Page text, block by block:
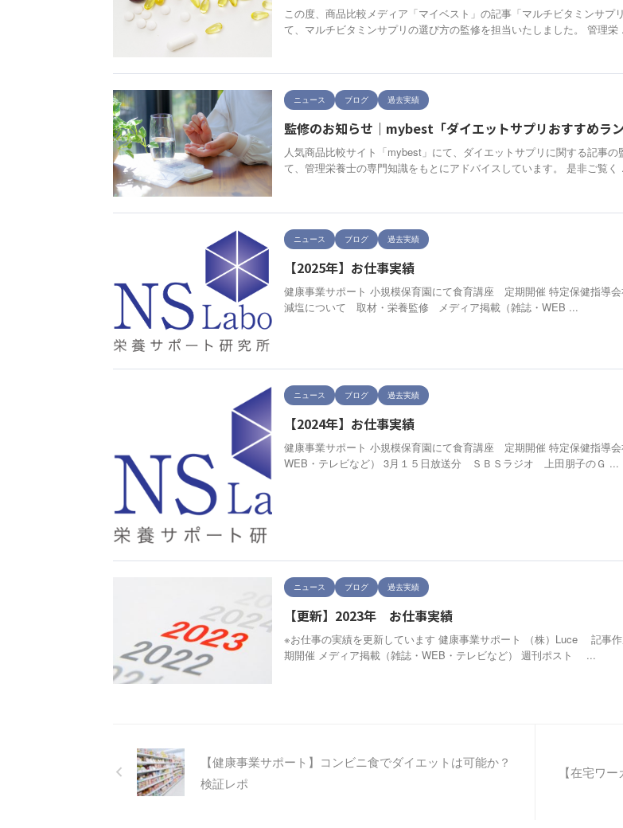
この度、商品比較メディア「マイベスト」の記事「マルチビタミンサ
て、マルチビタミンサプリの選び方の監修を担当いたしました。 管理栄
ニュース ブログ 過去実績
監修のお知らせ｜mybest「ダイエットサプリおすすめラ
人気商品比較サイト「mybest」にて、ダイエットサプリに関する記事
て、管理栄養士の専門知識をもとにアドバイスしています。 是非ご覧く
ニュース ブログ 過去実績
【2025年】お仕事実績
健康事業サポート 小規模保育園にて食育講座 定期開催 特定保健指
減塩について 取材・栄養監修 メディア掲載（雑誌・WEB ...
ニュース ブログ 過去実績
【2024年】お仕事実績
健康事業サポート 小規模保育園にて食育講座 定期開催 特定保健指導
WEB・テレビなど） 3月１５日放送分 ＳＢＳラジオ 上田朋子のＧ ...
ニュース ブログ 過去実績
【更新】2023年 お仕事実績
※お仕事の実績を更新しています 健康事業サポート （株）Luce 記
期開催 メディア掲載（雑誌・WEB・テレビなど） 週刊ポスト ...
【健康事業サポート】コンビニ食でダイエットは可能か？
検証レポ
【在宅ワ